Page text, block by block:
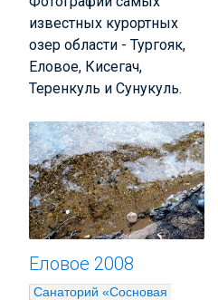
известных курортных
озер области - Тургояк,
Еловое, Кисегач,
Теренкуль и Сунукуль.
Еловое 2008
Санаторий «Сосновая